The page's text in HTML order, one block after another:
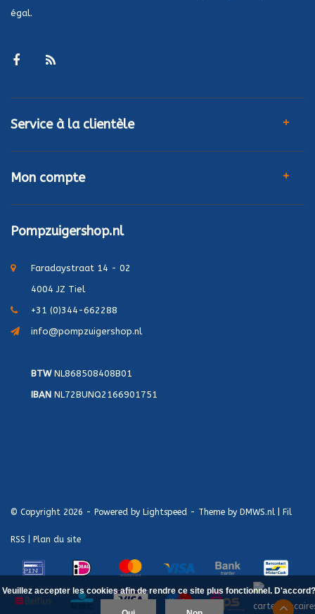
égal.
Service à la clientèle
Mon compte
Pompzuigershop.nl
Faradaystraat 14 - 02
4004 JZ Tiel
+31 (0)344-662288
info@pompzuigershop.nl
BTWNL868508408B01
IBAN NL72BUNQ2166901751
© Copyright 2026 - Powered by Lightspeed - Theme by DMWS.nl Fil
RSS Plan du site
Veuillez accepter les cookies afin de rendre ce site plus fonctionnel. D'accord?